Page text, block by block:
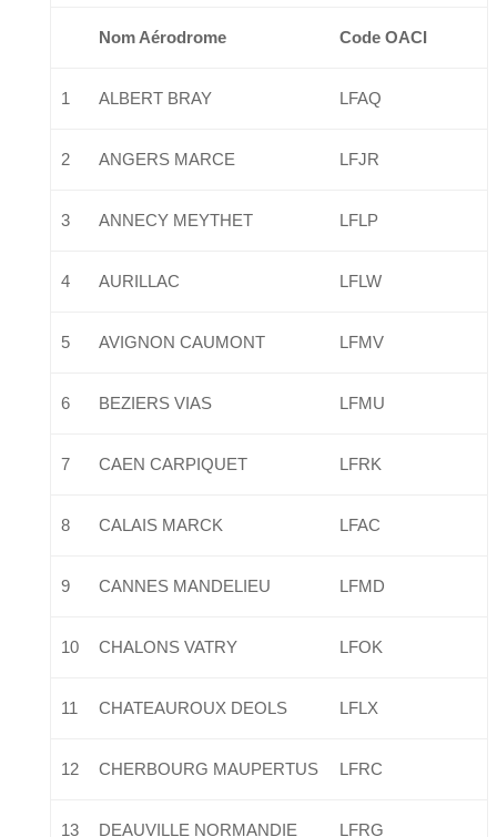
Nom Aérodrome Code OACI
1 ALBERT BRAY LFAQ
2 ANGERS MARCE LFJR
3 ANNECY MEYTHET LFLP
4 AURILLAC LFLW
5 AVIGNON CAUMONT LFMV
6 BEZIERS VIAS LFMU
7 CAEN CARPIQUET LFRK
8 CALAIS MARCK LFAC
9 CANNES MANDELIEU LFMD
10 CHALONS VATRY LFOK
11 CHATEAUROUX DEOLS LFLX
12 CHERBOURG MAUPERTUS LFRC
13 DEAUVILLE NORMANDIE LFRG